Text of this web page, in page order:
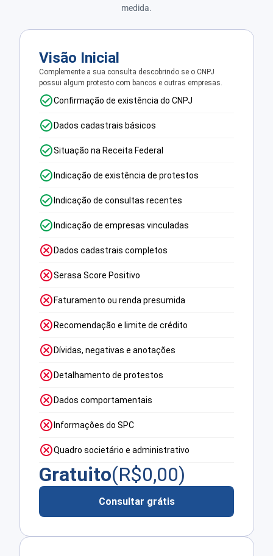
medida.
Visão Inicial
Complemente a sua consulta descobrindo se o CNPJ
possui algum protesto com bancos e outras empresas.
Confirmação de existência do CNPJ
Dados cadastrais básicos
Situação na Receita Federal
Indicação de existência de protestos
Indicação de consultas recentes
Indicação de empresas vinculadas
Dados cadastrais completos
Serasa Score Positivo
Faturamento ou renda presumida
Recomendação e limite de crédito
Dívidas, negativas e anotações
Detalhamento de protestos
Dados comportamentais
Informações do SPC
Quadro societário e administrativo
Gratuito(R$0,00)
Consultar grátis